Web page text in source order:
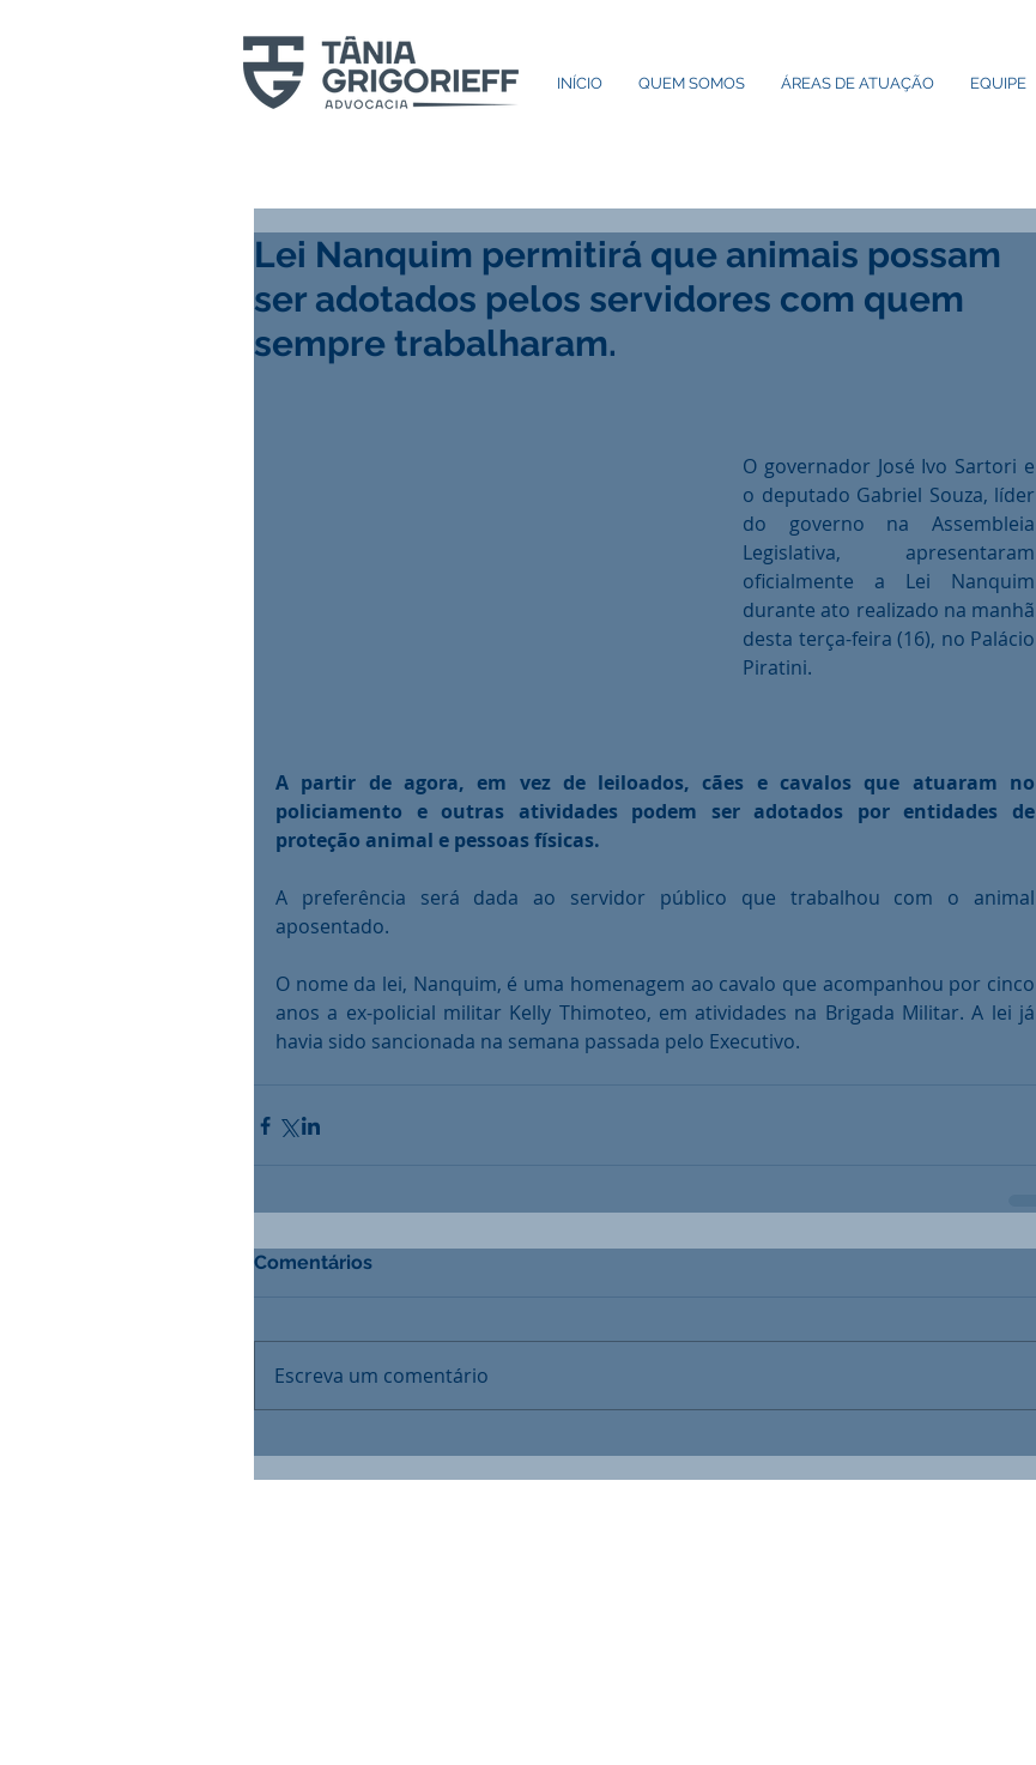
INÍCIO QUEM SOMOS ÁREAS DE ATUAÇÃO EQUIPE
Lei Nanquim permitirá que animais possam
ser adotados pelos servidores com quem
sempre trabalharam.
O governador José Ivo Sartori e
o deputado Gabriel Souza, líder
do governo na Assembleia
Legislativa, apresentaram
oficialmente a Lei Nanquim
durante ato realizado na manhã
desta terça-feira (16), no Palácio
Piratini.
A partir de agora, em vez de leiloados, cães e cavalos que atuaram no
policiamento e outras atividades podem ser adotados por entidades de
proteção animal e pessoas físicas.
A preferência será dada ao servidor público que trabalhou com o animal
aposentado.
O nome da lei, Nanquim, é uma homenagem ao cavalo que acompanhou por cinco
anos a ex-policial militar Kelly Thimoteo, em atividades na Brigada Militar. A lei já
havia sido sancionada na semana passada pelo Executivo.
Comentários
Escreva um comentário